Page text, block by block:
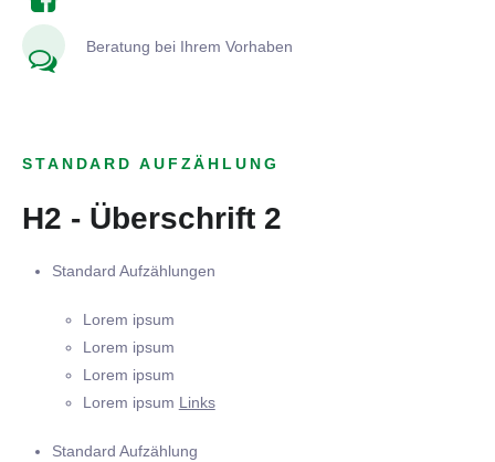
Beratung bei Ihrem Vorhaben
STANDARD AUFZÄHLUNG
H2 - Überschrift 2
Standard Aufzählungen
Lorem ipsum
Lorem ipsum
Lorem ipsum
Lorem ipsum Links
Standard Aufzählung